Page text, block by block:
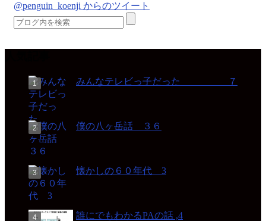
@penguin_koenji からのツイート
みんなテレビっ子だった ７
僕の八ヶ岳話 ３６
懐かしの６０年代 3
誰にでもわかるPAの話 ,4